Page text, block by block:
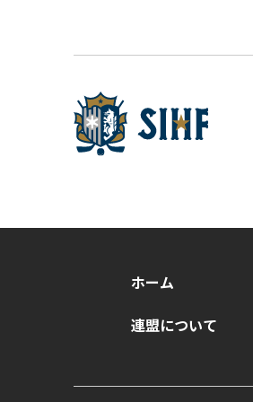
ホーム
連盟について